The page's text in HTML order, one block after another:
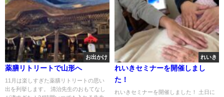
お出かけ
薬膳リトリートで山形へ
11月は楽しすぎた薬膳リトリートの思い
出を列挙します。 清治先生のおもてなし
れいき
れいきセミナーを開催しまし
た！
れいきセミナーを開催しました！ 土日に